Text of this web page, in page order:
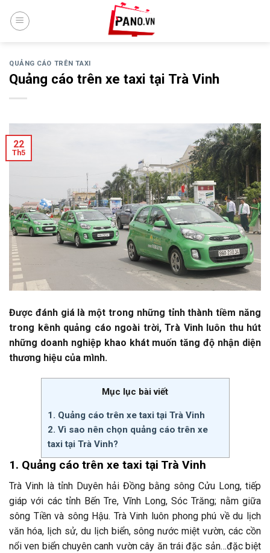
QUẢNG CÁO TRÊN TAXI
Quảng cáo trên xe taxi tại Trà Vinh
22
Th5
Được đánh giá là một trong những tỉnh thành tiềm năng
trong kênh quảng cáo ngoài trời, Trà Vinh luôn thu hút
những doanh nghiệp khao khát muốn tăng độ nhận diện
thương hiệu của mình.
Mục lục bài viết
1. Quảng cáo trên xe taxi tại Trà Vinh
2. Vì sao nên chọn quảng cáo trên xe
taxi tại Trà Vinh?
1. Quảng cáo trên xe taxi tại Trà Vinh
Trà Vinh là tỉnh Duyên hải Đồng bằng sông Cửu Long, tiếp
giáp với các tỉnh Bến Tre, Vĩnh Long, Sóc Trăng; nằm giữa
sông Tiền và sông Hậu. Trà Vinh luôn phong phú về du lịch
văn hóa, lịch sử, du lịch biển, sông nước miệt vườn, các cồn
nổi ven biển chuyên canh vườn cây ăn trái đặc sản…đặc biệt